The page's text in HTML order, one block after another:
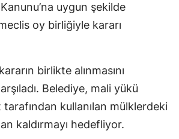
uygun şekilde
oy birliğiyle kararı
birlikte alınmasını
Belediye, mali yükü
kullanılan mülklerdeki
kaldırmayı hedefliyor.